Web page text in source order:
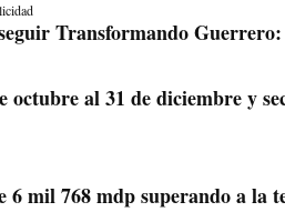
Transformando
al 31 de diciembre y
mil 768 mdp superando a la